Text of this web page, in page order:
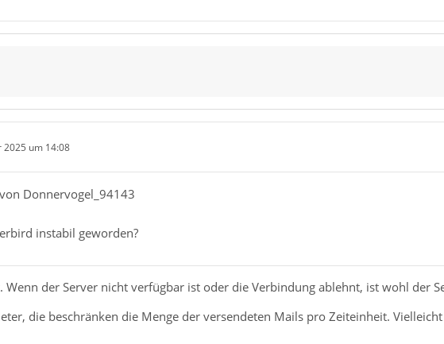
2025 um 14:08
Donnervogel_94143
instabil geworden?
Wenn der Server nicht verfügbar ist oder die Verbindung ablehnt, ist wohl der
die beschränken die Menge der versendeten Mails pro Zeiteinheit.